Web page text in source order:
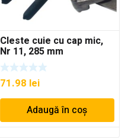
Cleste cuie cu cap mic,
Nr 11, 285 mm
71.98 lei
Adaugă în coș